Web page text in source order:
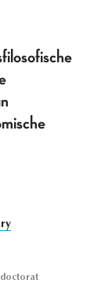
doctorat